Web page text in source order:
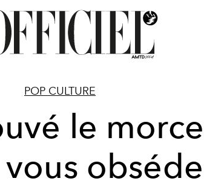
POP CULTURE
le